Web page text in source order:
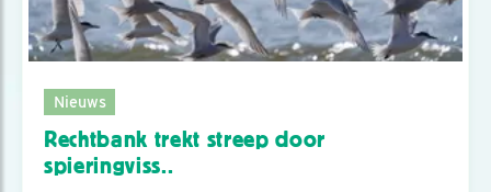
Nieuws
Rechtbank trekt streep door
spieringviss..